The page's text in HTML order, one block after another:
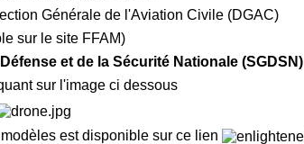
Générale de l'Aviation Civile (DGAC)
sur le site FFAM)
et de la Sécurité Nationale (SGDSN)
sur l'image ci dessous
est disponible sur ce lien